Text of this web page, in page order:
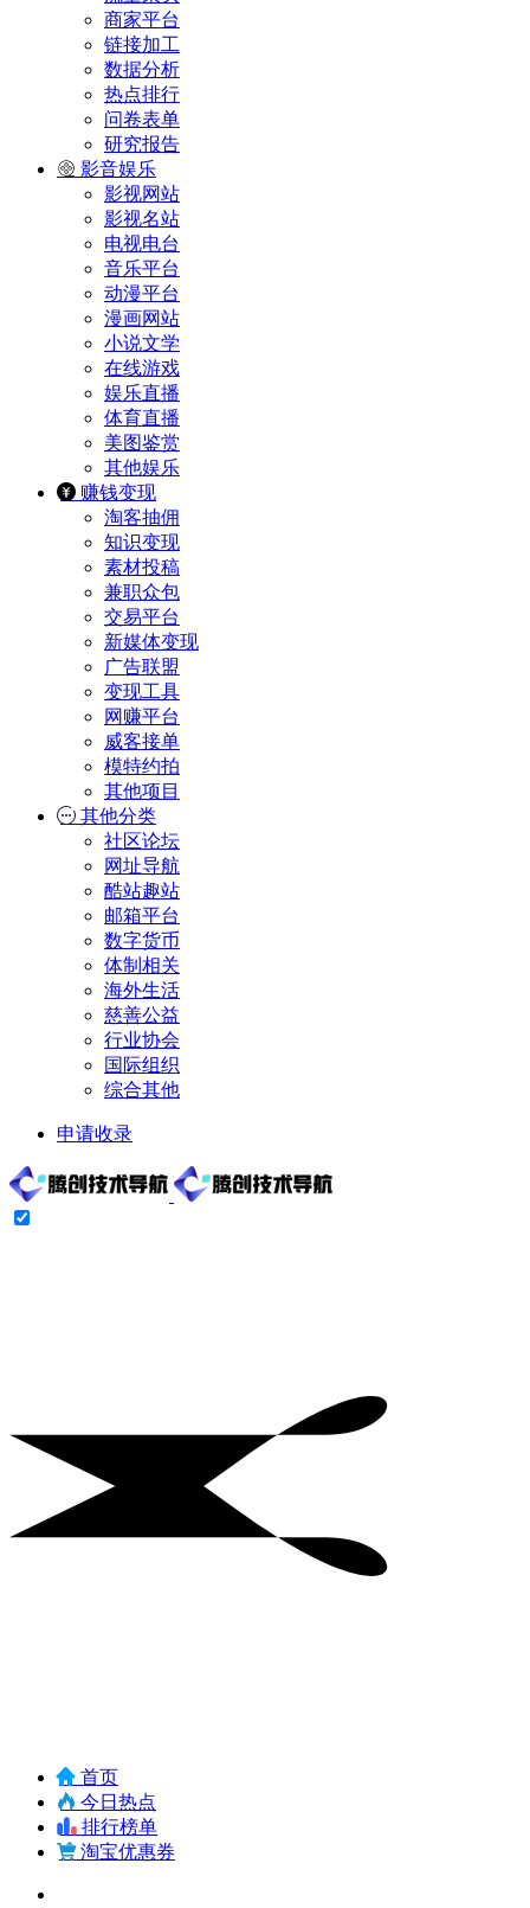
商家平台
链接加工
数据分析
热点排行
问卷表单
研究报告
影音娱乐
影视网站
影视名站
电视电台
音乐平台
动漫平台
漫画网站
小说文学
在线游戏
娱乐直播
体育直播
美图鉴赏
其他娱乐
赚钱变现
淘客抽佣
知识变现
素材投稿
兼职众包
交易平台
新媒体变现
广告联盟
变现工具
网赚平台
威客接单
模特约拍
其他项目
其他分类
社区论坛
网址导航
酷站趣站
邮箱平台
数字货币
体制相关
海外生活
慈善公益
行业协会
国际组织
综合其他
申请收录
首页
今日热点
排行榜单
淘宝优惠券